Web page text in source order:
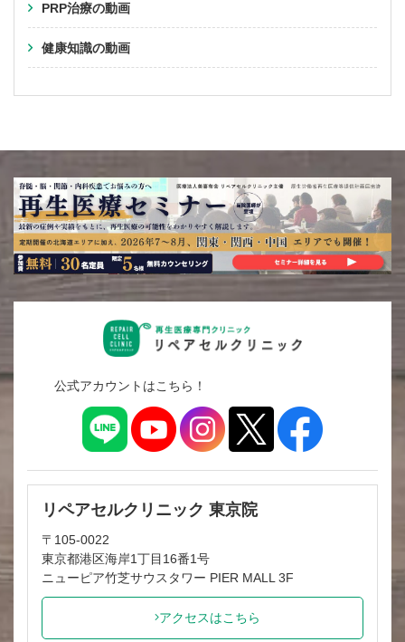
PRP治療の動画
健康知識の動画
公式アカウントはこちら！
リペアセルクリニック 東京院
〒105-0022
東京都港区海岸1丁目16番1号
ニューピア竹芝サウスタワー PIER MALL 3F
アクセスはこちら